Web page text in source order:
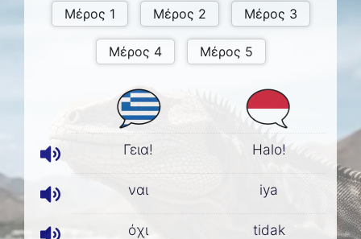
Γεια! Halo!
ναι iya
όχι tidak